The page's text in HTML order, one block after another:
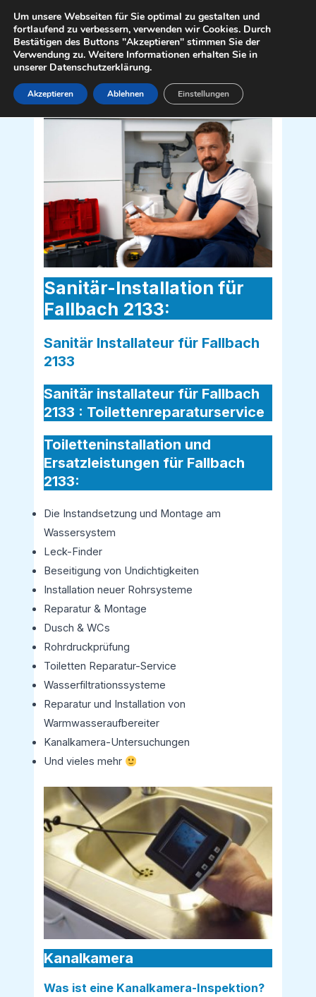
Inhalt
springen
Sanitär Installateur für Fallbach 2133
Sanitär-Installation für
Fallbach 2133:
Sanitär Installateur für Fallbach
2133
Sanitär installateur für Fallbach
2133 : Toilettenreparaturservice
Toiletteninstallation und
Ersatzleistungen für Fallbach
2133:
Die Instandsetzung und Montage am
Wassersystem
Leck-Finder
Beseitigung von Undichtigkeiten
Installation neuer Rohrsysteme
Reparatur & Montage
Dusch & WCs
Rohrdruckprüfung
Toiletten Reparatur-Service
Wasserfiltrationssysteme
Reparatur und Installation von
Warmwasseraufbereiter
Kanalkamera-Untersuchungen
Und vieles mehr
Kanalkamera
Was ist eine Kanalkamera-Inspektion?
Um unsere Webseiten für Sie optimal zu gestalten und
fortlaufend zu verbessern, verwenden wir Cookies. Durch
Bestätigen des Buttons "Akzeptieren" stimmen Sie der
Verwendung zu. Weitere Informationen erhalten Sie in
unserer Datenschutzerklärung.
Akzeptieren Ablehnen Einstellungen